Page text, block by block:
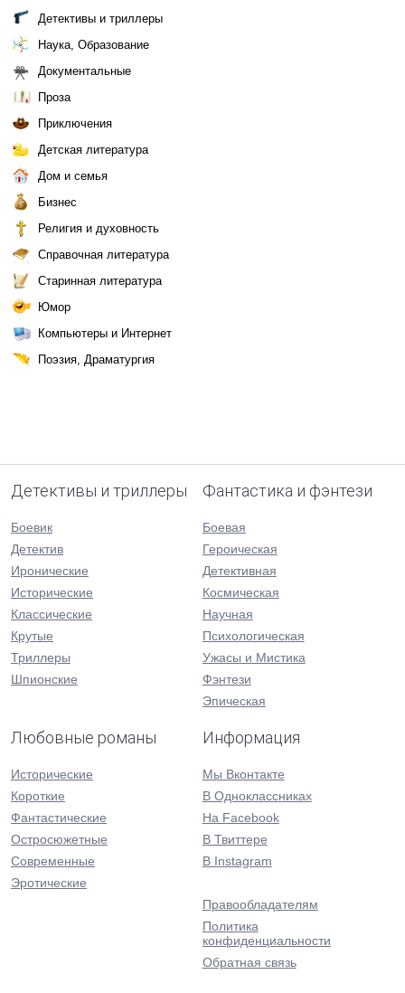
Детективы и триллеры
Наука, Образование
Документальные
Проза
Приключения
Детская литература
Дом и семья
Бизнес
Религия и духовность
Справочная литература
Старинная литература
Юмор
Компьютеры и Интернет
Поэзия, Драматургия
Детективы и триллеры
Боевик
Детектив
Иронические
Исторические
Классические
Крутые
Триллеры
Шпионские
Фантастика и фэнтези
Боевая
Героическая
Детективная
Космическая
Научная
Психологическая
Ужасы и Мистика
Фэнтези
Эпическая
Любовные романы
Исторические
Короткие
Фантастические
Остросюжетные
Современные
Эротические
Информация
Мы Вконтакте
В Одноклассниках
На Facebook
В Твиттере
В Instagram
Правообладателям
Политика
конфиденциальности
Обратная связь